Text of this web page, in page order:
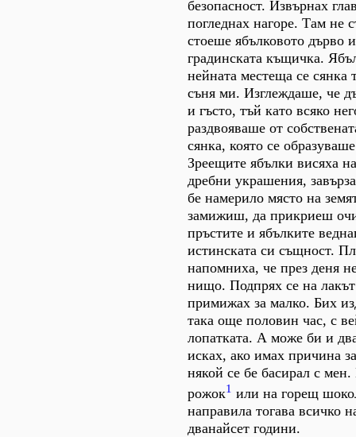
безопасност. Извърнах
погледнах нагоре. Там не
стоеше ябълковото дърво
градинската къщичка.
нейната местеща се сянка
съня ми. Изглеждаше, че
и гъсто, тъй като всяко
раздвояваше от
сянка, която се
Зреещите ябълки висяха
дребни украшения,
бе намерило място на
замижиш, да прикриеш
пръстите и ябълките
истинската си същност.
напомниха, че през деня
нищо. Подпрях се на
примижах за малко. Бих
така още половин час, с
лопатката. А може би и
исках, ако имах причина
някой се бе басирал с
рожок1 или на горещ
направила тогава всичко
дванайсет години.